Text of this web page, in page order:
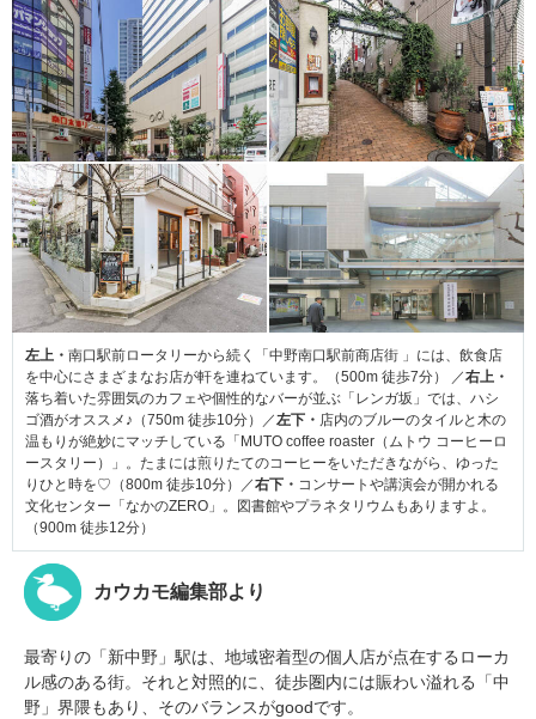
左上・ 南口駅前ロータリーから続く「中野南口駅前商店街 」には、飲食店
を中心にさまざまなお店が軒を連ねています。（500m 徒歩7分） ／右上・
落ち着いた雰囲気のカフェや個性的なバーが並ぶ「レンガ坂」では、ハシ
ゴ酒がオススメ♪（750m 徒歩10分）／左下・ 店内のブルーのタイルと木の
温もりが絶妙にマッチしている「MUTO coffee roaster（ムトウ コーヒーロ
ースタリー）」。たまには煎りたてのコーヒーをいただきながら、ゆった
りひと時を♡（800m 徒歩10分）／右下・ コンサートや講演会が開かれる
文化センター「なかのZERO」。図書館やプラネタリウムもありますよ。
（900m 徒歩12分）
カウカモ編集部より
最寄りの「新中野」駅は、地域密着型の個人店が点在するローカ
ル感のある街。それと対照的に、徒歩圏内には賑わい溢れる「中
野」界隈もあり、そのバランスがgoodです。